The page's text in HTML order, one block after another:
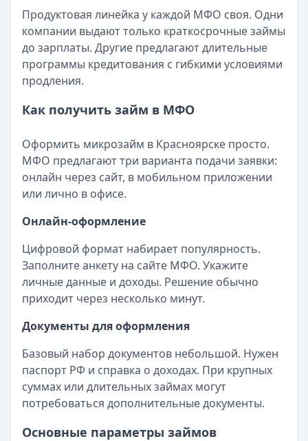
Опубликовано:
23 ноября 2025 г.
Категория:
Смс о «одобренном займе» от Bigmani Ru: как
Кратко:
Пришло СМС об одобрении займа от Bigmani
Опубликовано:
Категория:МФО
Все новости
Продуктовая линейка у каждой МФО своя. Одни
компании выдают только краткосрочные займы
до зарплаты. Другие предлагают длительные
программы кредитования с гибкими условиями
продления.
Как получить займ в МФО
Оформить микрозайм в Красноярске просто.
МФО предлагают три варианта подачи заявки:
онлайн через сайт, в мобильном приложении
или лично в офисе.
Онлайн-оформление
Цифровой формат набирает популярность.
Заполните анкету на сайте МФО. Укажите
личные данные и доходы. Решение обычно
приходит через несколько минут.
Документы для оформления
Базовый набор документов небольшой. Нужен
паспорт РФ и справка о доходах. При крупных
суммах или длительных займах могут
потребоваться дополнительные документы.
Основные параметры займов